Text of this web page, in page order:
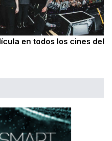
en todos los cines del